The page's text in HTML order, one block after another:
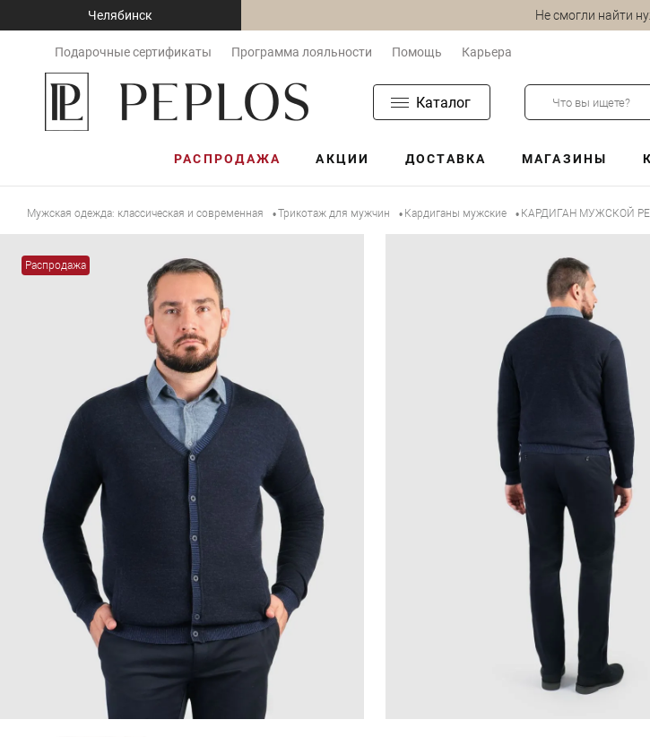
Челябинск Не смогли найти
Подарочные сертификаты Программа лояльности Помощь Карьера
Каталог
РАСПРОДАЖА АКЦИИ ДОСТАВКА МАГАЗИНЫ
Мужская одежда: классическая и современная •Трикотаж для мужчин • Кардиганы мужские • КАРДИГАН МУЖСКОЙ
Распродажа